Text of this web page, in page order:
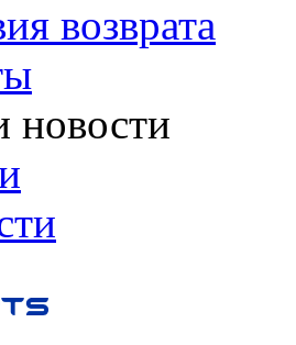
возврата
новости